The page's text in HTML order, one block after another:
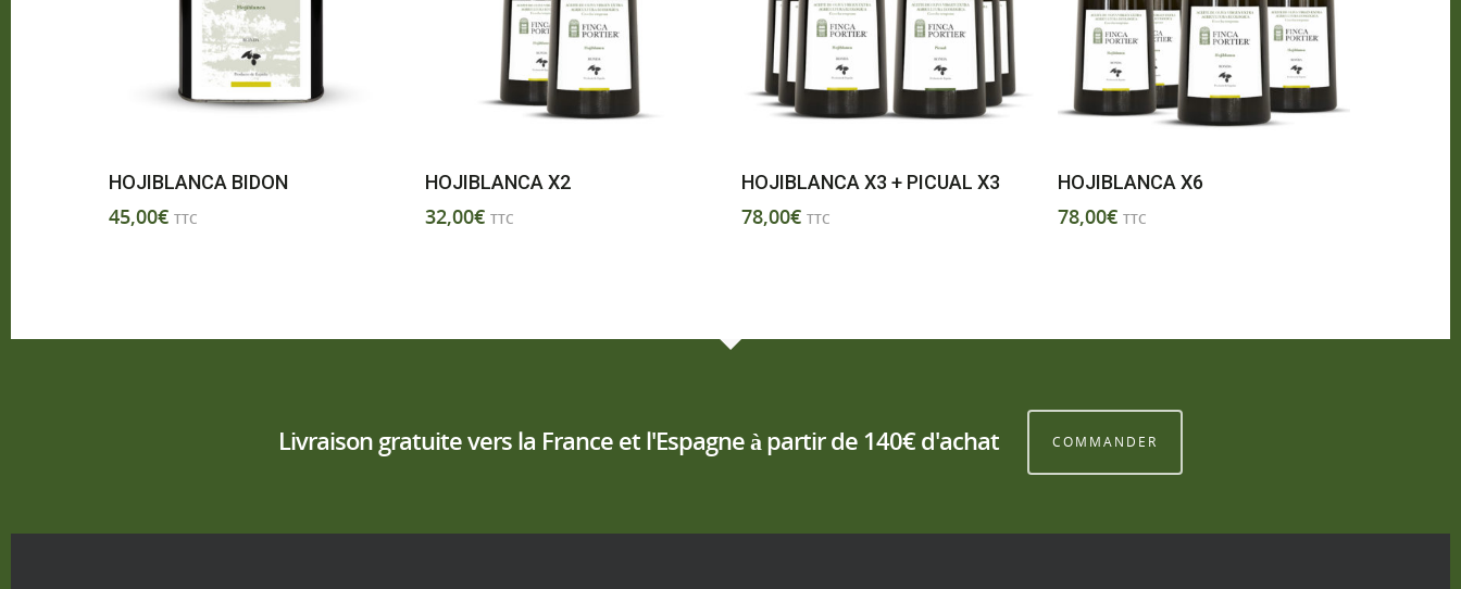
HOJIBLANCA BIDON
45,00€ TTC
HOJIBLANCA X2
32,00€ TTC
HOJIBLANCA X3 + PICUAL X3
78,00€ TTC
HOJIBLANCA X6
78,00€ TTC
Livraison gratuite vers la France et l'Espagne à partir de 140€ d'achat COMMANDER